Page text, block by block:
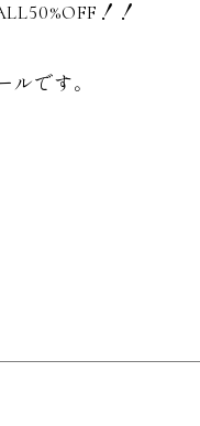
！！
です。